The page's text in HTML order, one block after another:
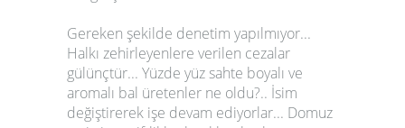
Gereken şekilde denetim yapılmıyor...
Halkı zehirleyenlere verilen cezalar
gülünçtür... Yüzde yüz sahte boyalı ve
aromalı bal üretenler ne oldu?.. İsim
değiştirerek işe devam ediyorlar... Domuz